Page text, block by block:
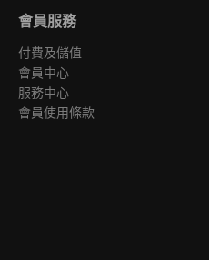
會員服務
付費及儲值
會員中心
服務中心
會員使用條款